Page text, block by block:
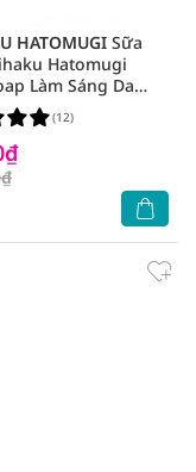
HATOMUGI Sữa
Hatomugi
Làm Sáng Da
(12)